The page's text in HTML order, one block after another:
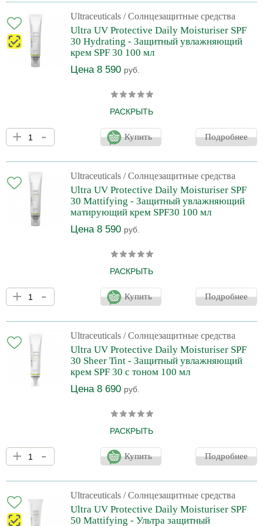
средство отличной основой под макияж. Сыворотка Ultra
Protective Antioxidant Complex усиливает защитные свойства
солнцезащитных средств Ultraceuticals и обеспечивает
надежную защиту кожи от фотостарения.
Ultraceuticals / Солнцезащитные средства
Ultra UV Protective Daily Moisturiser SPF
30 Hydrating - Защитный увлажняющий
крем SPF 30 100 мл
Цена 8 590 руб.
РАСКРЫТЬ
Солнцезащитный крем с эффектом глубокой гидратации. Для
сухой и нормальной кожи. Содержит химические фильтры,
обеспечивающие эффективную защиту от UVA и UVB (кожа
течение всего года в любом климате). Облегченная текстура
крема Ultraceuticals Ultra UV Protective Daily Moisturiser SPF 30
Hydrating легко впитывается, предохраняет кожу лица от
негативного воздействия свободных радикалов, солн
+ - Купить Подробнее
Ultraceuticals / Солнцезащитные средства
Ultra UV Protective Daily Moisturiser SPF
30 Mattifying - Защитный увлажняющий
матирующий крем SPF30 100 мл
Цена 8 590 руб.
РАСКРЫТЬ
Солнцезащитный крем для жирной и комбинированной кожи.
Убирает жирный блеск и матирует. Содержит химические
фильтры, обеспечивающие эффективную защиту от UVA и UVB
течение всего года в любом климате). Облегченная текстура
легко впитывается, предохраняет кожу лица от негативного
воздействия свободных радикалов, солнечных лучей, тем
самым обеспечивая профилактику преждевременного
старения.
+ - Купить Подробнее
Ultraceuticals / Солнцезащитные средства
Ultra UV Protective Daily Moisturiser SPF
30 Sheer Tint - Защитный увлажняющий
крем SPF 30 с тоном 100 мл
Цена 8 690 руб.
РАСКРЫТЬ
Солнцезащитный увлажняющий крем для лица с эффектом
легкого тонирования. Пигмент универсального натурального
оттенка идеально сливается с тоном кожи. Крем не создает
фильтры, обеспечивающие эффективную защиту от UVA и UVB
(кожа подвергается интенсивному воздействия ультрафиолета в
течение всего года в любом климате). Облегченная текстура
крема Ultraceuticals Ultra UV Protective Daily Mois
+ - Купить Подробнее
Ultraceuticals / Солнцезащитные средства
Ultra UV Protective Daily Moisturiser SPF
50 Mattifying - Ультра защитный